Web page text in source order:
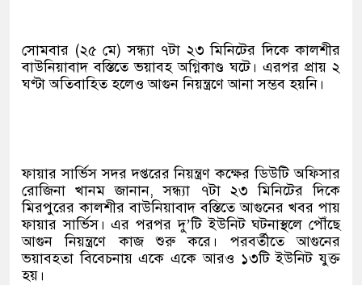
সোমবার (২৫ মে) সন্ধ্যা ৭টা ২৩ মিনিটের দিকে কালশীর
বাউনিয়াবাদ বস্তিতে ভয়াবহ অগ্নিকাণ্ড ঘটে। এরপর প্রায় ২
ঘণ্টা অতিবাহিত হলেও আগুন নিয়ন্ত্রণে আনা সম্ভব হয়নি।
ফায়ার সার্ভিস সদর দপ্তরের নিয়ন্ত্রণ কক্ষের ডিউটি অফিসার
রোজিনা খানম জানান, সন্ধ্যা ৭টা ২৩ মিনিটের দিকে
মিরপুরের কালশীর বাউনিয়াবাদ বস্তিতে আগুনের খবর পায়
ফায়ার সার্ভিস। এর পরপর দু’টি ইউনিট ঘটনাস্থলে পৌঁছে
আগুন নিয়ন্ত্রণে কাজ শুরু করে। পরবর্তীতে আগুনের
ভয়াবহতা বিবেচনায় একে একে আরও ১৩টি ইউনিট যুক্ত
হয়।